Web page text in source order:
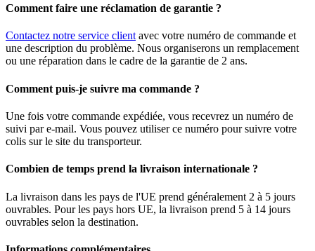
Comment faire une réclamation de garantie ?
Contactez notre service clientavec votre numéro de commande et
une description du problème. Nous organiserons un remplacement
ou une réparation dans le cadre de la garantie de 2 ans.
Comment puis-je suivre ma commande ?
Une fois votre commande expédiée, vous recevrez un numéro de
suivi par e-mail. Vous pouvez utiliser ce numéro pour suivre votre
colis sur le site du transporteur.
Combien de temps prend la livraison internationale ?
La livraison dans les pays de l'UE prend généralement 2 à 5 jours
ouvrables. Pour les pays hors UE, la livraison prend 5 à 14 jours
ouvrables selon la destination.